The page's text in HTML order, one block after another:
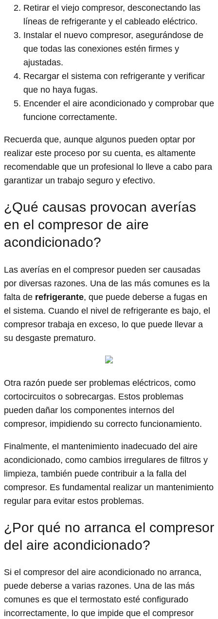
Retirar el viejo compresor, desconectando las
líneas de refrigerante y el cableado eléctrico.
Instalar el nuevo compresor, asegurándose de
que todas las conexiones estén firmes y
ajustadas.
Recargar el sistema con refrigerante y verificar
que no haya fugas.
Encender el aire acondicionado y comprobar que
funcione correctamente.
Recuerda que, aunque algunos pueden optar por
realizar este proceso por su cuenta, es altamente
recomendable que un profesional lo lleve a cabo para
garantizar un trabajo seguro y efectivo.
¿Qué causas provocan averías
en el compresor de aire
acondicionado?
Las averías en el compresor pueden ser causadas
por diversas razones. Una de las más comunes es la
falta de refrigerante, que puede deberse a fugas en
el sistema. Cuando el nivel de refrigerante es bajo, el
compresor trabaja en exceso, lo que puede llevar a
su desgaste prematuro.
Otra razón puede ser problemas eléctricos, como
cortocircuitos o sobrecargas. Estos problemas
pueden dañar los componentes internos del
compresor, impidiendo su correcto funcionamiento.
Finalmente, el mantenimiento inadecuado del aire
acondicionado, como cambios irregulares de filtros y
limpieza, también puede contribuir a la falla del
compresor. Es fundamental realizar un mantenimiento
regular para evitar estos problemas.
¿Por qué no arranca el compresor
del aire acondicionado?
Si el compresor del aire acondicionado no arranca,
puede deberse a varias razones. Una de las más
comunes es que el termostato esté configurado
incorrectamente, lo que impide que el compresor